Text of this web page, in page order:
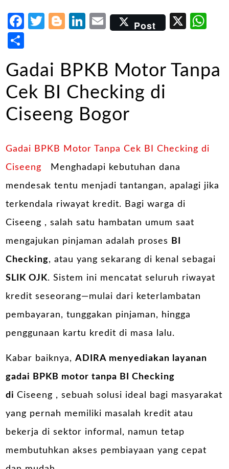
Facebook
Twitter
Blogger
LinkedIn
Email
Post X
Gadai BPKB Motor Tanpa
Cek BI Checking di
Ciseeng Bogor
Gadai BPKB Motor Tanpa Cek BI Checking di
Ciseeng
Menghadapi kebutuhan dana
mendesak tentu menjadi tantangan, apalagi jika
terkendala riwayat kredit. Bagi warga di
Ciseeng , salah satu hambatan umum saat
mengajukan pinjaman adalah proses
BI
Checking, atau yang sekarang di kenal sebagai
SLIK OJK. Sistem ini mencatat seluruh riwayat
kredit seseorang—mulai dari keterlambatan
pembayaran, tunggakan pinjaman, hingga
penggunaan kartu kredit di masa lalu.
Kabar baiknya,ADIRA menyediakan layanan
gadai BPKB motor tanpa BI Checking
diCiseeng , sebuah solusi ideal bagi masyarakat
yang pernah memiliki masalah kredit atau
bekerja di sektor informal, namun tetap
membutuhkan akses pembiayaan yang cepat